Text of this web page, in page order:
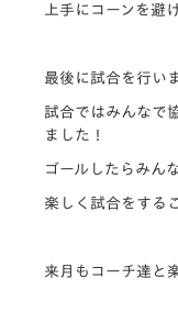
上手にコーンを避
最後に試合を行い
試合ではみんなで
ました！
ゴールしたらみん
楽しく試合をする
来月もコーチ達と